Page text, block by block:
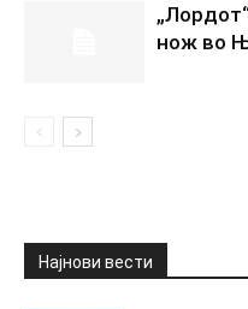
нож во
Најнови вести